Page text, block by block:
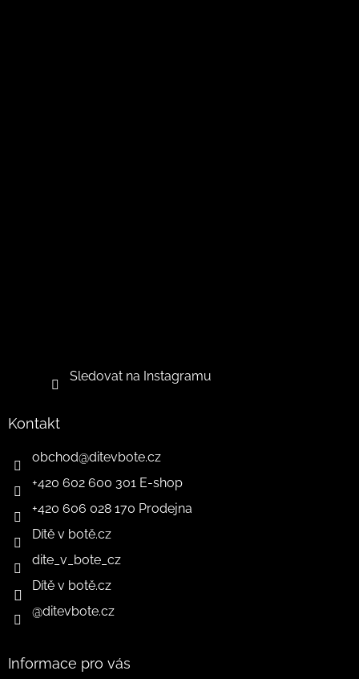
Sledovat na Instagramu
Kontakt
obchod@ditevbote.cz
+420 602 600 301 E-shop
+420 606 028 170 Prodejna
Dítě v botě.cz
dite_v_bote_cz
Dítě v botě.cz
@ditevbote.cz
Informace pro vás